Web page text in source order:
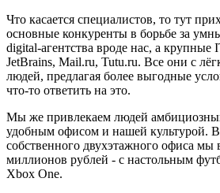
Что касается специалистов, то тут
основные конкуренты в борьбе за
digital-агентства вроде нас, а
JetBrains, Mail.ru, Tutu.ru. Все они с
людей, предлагая более выгодные
что-то ответить на это.
Мы же привлекаем людей
удобным офисом и нашей культурой. В
собственного двухэтажного офиса мы
миллионов рублей - с настольным
Xbox One.